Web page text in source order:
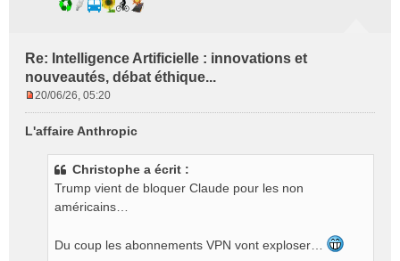
Re: Intelligence Artificielle : innovations et
nouveautés, débat éthique...
s
20/06/26, 05:20
L'affaire Anthropic
Christophe a écrit :
Trump vient de bloquer Claude pour les non
américains…
Du coup les abonnements VPN vont exploser…